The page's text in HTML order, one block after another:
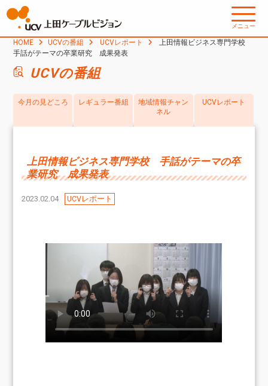
メニュー
HOME UCVの番組 UCVレポート
上田情報ビジネス専門学校
手話がテーマの卒業研究 成果発表
UCVの番組
今月の見どころ レギュラー番組
地域情報チャン
ネル
UCVレポート
上田情報ビジネス専門学校 手話がテーマの卒
業研究 成果発表
2023.02.04 UCVレポート